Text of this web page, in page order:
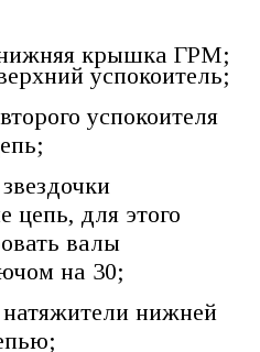
крышка ГРМ;
успокоитель;
успокоителя
цепь, для этого
валы
на 30;
нижней